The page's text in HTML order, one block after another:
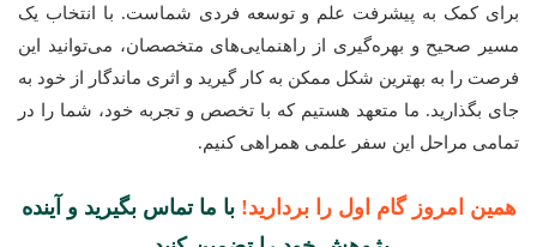
برای کمک به پیشرفت علم و توسعه فردی شماست. با انتخاب یک
مسیر صحیح و بهره‌گیری از راهنمایی‌های متخصصان، می‌توانید این
فرصت را به بهترین شکل ممکن به کار گیرید و اثری ماندگار از خود به
جای بگذارید. ما متعهد هستیم که با تخصص و تجربه خود، شما را در
تمامی مراحل این سفر علمی همراهی کنیم.
همین امروز گام اول را بردارید! با ما تماس بگیرید و آینده